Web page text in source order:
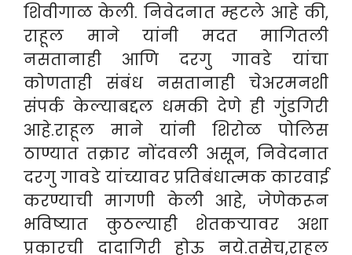
शिवीगाळ केली. निवेदनात म्हटले आहे की,
राहूल माने यांनी मदत मागितली
नसतानाही आणि दरगु गावडे यांचा
कोणताही संबंध नसतानाही चेअरमनशी
संपर्क केल्याबद्दल धमकी देणे ही गुंडगिरी
आहे.राहूल माने यांनी शिरोळ पोलिस
ठाण्यात तक्रार नोंदवली असून, निवेदनात
दरगु गावडे यांच्यावर प्रतिबंधात्मक कारवाई
करण्याची मागणी केली आहे, जेणेकरून
भविष्यात कुठल्याही शेतकऱ्यावर अशा
प्रकारची दादागिरी होऊ नये.तसेच,राहूल